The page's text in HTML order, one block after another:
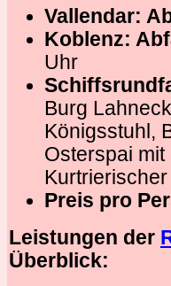
Vallendar:
Koblenz:
Uhr
Burg
Königsstuhl,
Osterspai
Preis pro
Leistungen der
Überblick: